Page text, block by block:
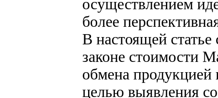
осуществлением
более
В настоящей
законе стоимости
обмена продукцией
целью выявления